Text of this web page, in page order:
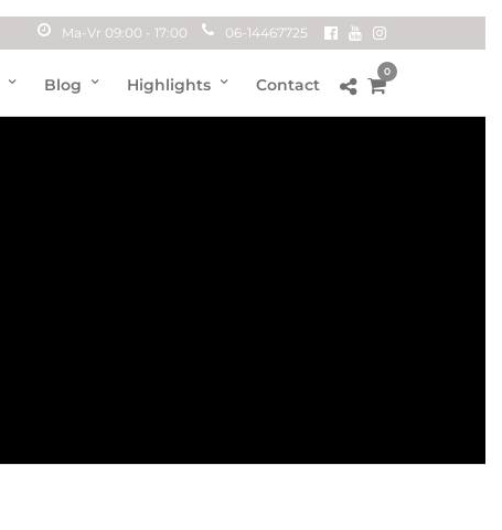
Ma-Vr 09:00 - 17:00 06-14467725
Blog Highlights Contact
0